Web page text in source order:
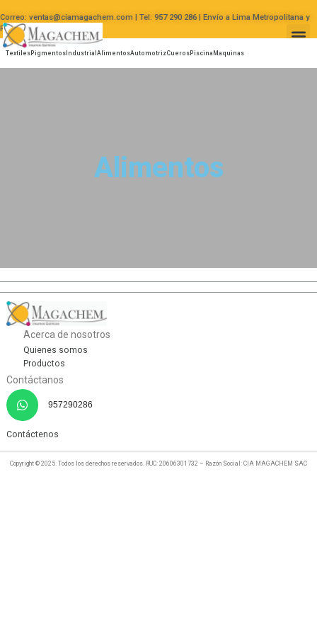
Correo: ventas@ciamagachem.com | Tel: 957 290 286 | Envío a Lima Metropolitana y
Provincias|
Textiles Pigmentos Industrial AlimentosAutomotrizCueros Piscina Maquinas
Alimentos
Acerca de nosotros
Quienes somos
Productos
Contáctanos
957290286
Contáctenos
Copyright © 2025. Todos los derechos reservados. RUC: 20606301732 – Razón Social: CIA MAGACHEM SAC